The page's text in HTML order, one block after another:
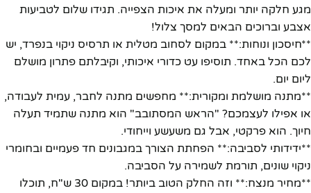
מגע חלקה יותר ומעלה את איכות הצפייה. תגידו שלום לטביעות
אצבע וברוכים הבאים למסך צלול!
**חיסכון ונוחות:** במקום לסחוב מטלית או תרסיס ניקוי בנפרד, יש
לכם הכל באחד. תוסיפו עט כדורי איכותי, וקיבלתם פתרון מושלם
ליום יום.
**מתנה מושלמת ומקורית:** מחפשים מתנה לחבר, עמית לעבודה,
או אפילו לעצמכם? "הראש המסתובב" הוא מתנה שתמיד תעלה
חיוך. הוא פרקטי, אבל גם משעשע וייחודי.
**ידידותי לסביבה:** הפחתת הצורך במגבונים חד פעמיים ובחומרי
ניקוי שונים, תורמת לשמירה על הסביבה.
**מחיר מנצח:** וזה החלק הטוב ביותר! במקום 30 ש"ח, תוכלו